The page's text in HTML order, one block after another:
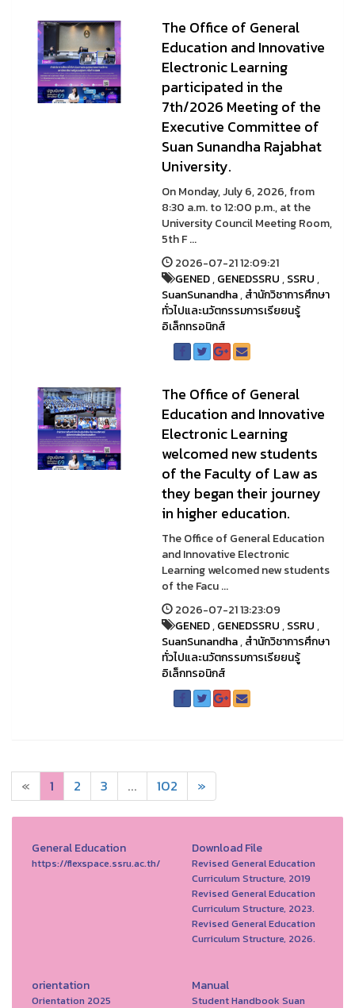
The Office of General
Education and Innovative
Electronic Learning
participated in the
7th/2026 Meeting of the
Executive Committee of
Suan Sunandha Rajabhat
University.
On Monday, July 6, 2026, from
8:30 a.m. to 12:00 p.m., at the
University Council Meeting Room,
5th F ...
2026-07-21 12:09:21
GENED,GENEDSSRU,SSRU,
SuanSunandha,สำนักวิชาการศึกษา
ทั่วไปและนวัตกรรมการเรียยนรู้
อิเล็กทรอนิกส์
The Office of General
Education and Innovative
Electronic Learning
welcomed new students
of the Faculty of Law as
they began their journey
in higher education.
The Office of General Education
and Innovative Electronic
Learning welcomed new students
of the Facu ...
2026-07-21 13:23:09
GENED,GENEDSSRU,SSRU,
SuanSunandha,สำนักวิชาการศึกษา
ทั่วไปและนวัตกรรมการเรียยนรู้
อิเล็กทรอนิกส์
« 1 2 3 ... 102 »
General Education
https://flexspace.ssru.ac.th/
Download File
Revised General Education
Curriculum Structure, 2019
Revised General Education
Curriculum Structure, 2023.
Revised General Education
Curriculum Structure, 2026.
orientation
Orientation 2025
Manual
Student Handbook Suan